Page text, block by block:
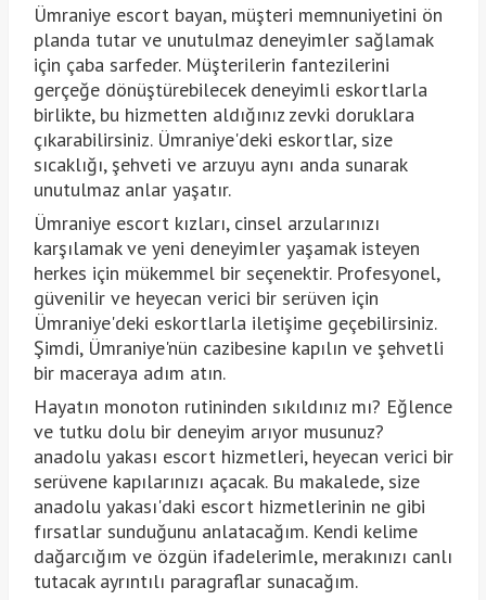
Ümraniye escort bayan, müşteri memnuniyetini ön
planda tutar ve unutulmaz deneyimler sağlamak
için çaba sarfeder. Müşterilerin fantezilerini
gerçeğe dönüştürebilecek deneyimli eskortlarla
birlikte, bu hizmetten aldığınız zevki doruklara
çıkarabilirsiniz. Ümraniye'deki eskortlar, size
sıcaklığı, şehveti ve arzuyu aynı anda sunarak
unutulmaz anlar yaşatır.
Ümraniye escort kızları, cinsel arzularınızı
karşılamak ve yeni deneyimler yaşamak isteyen
herkes için mükemmel bir seçenektir. Profesyonel,
güvenilir ve heyecan verici bir serüven için
Ümraniye'deki eskortlarla iletişime geçebilirsiniz.
Şimdi, Ümraniye'nün cazibesine kapılın ve şehvetli
bir maceraya adım atın.
Hayatın monoton rutininden sıkıldınız mı? Eğlence
ve tutku dolu bir deneyim arıyor musunuz?
anadolu yakası escort hizmetleri, heyecan verici bir
serüvene kapılarınızı açacak. Bu makalede, size
anadolu yakası'daki escort hizmetlerinin ne gibi
fırsatlar sunduğunu anlatacağım. Kendi kelime
dağarcığım ve özgün ifadelerimle, merakınızı canlı
tutacak ayrıntılı paragraflar sunacağım.